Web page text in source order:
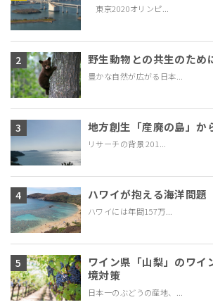
東京2020オリンピ...
野生動物との共生のため
豊かな自然が広がる日本...
地方創生「産廃の島」か
リサーチの背景 201...
ハワイが抱える海洋問題
ハワイには年間157万...
ワイン県「山梨」のワイ
境対策
日本一のぶどうの産地、...